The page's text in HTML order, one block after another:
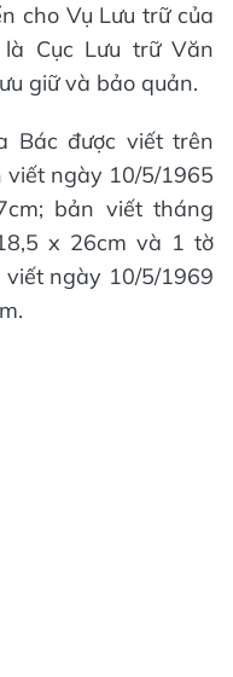
cho Vụ Lưu trữ của
Cục Lưu trữ Văn
giữ và bảo quản.
Bác được viết trên
viết ngày 10/5/1965
bản viết tháng
x 26cm và 1 tờ
ngày 10/5/1969